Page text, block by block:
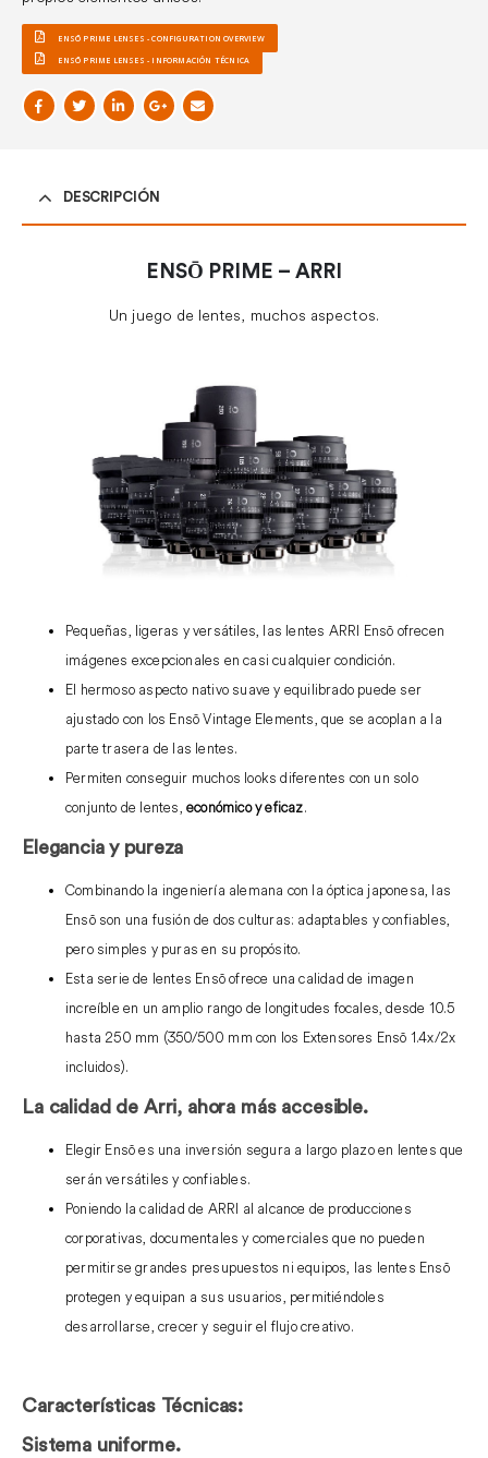
ENSŌ PRIME LENSES - CONFIGURATION OVERVIEW
ENSŌ PRIME LENSES - INFORMACIÓN TÉCNICA
DESCRIPCIÓN
ENSŌ PRIME – ARRI
Un juego de lentes, muchos aspectos.
Pequeñas, ligeras y versátiles, las lentes ARRI Ensō ofrecen
imágenes excepcionales en casi cualquier condición.
El hermoso aspecto nativo suave y equilibrado puede ser
ajustado con los Ensō Vintage Elements, que se acoplan a la
parte trasera de las lentes.
Permiten conseguir muchos looks diferentes con un solo
conjunto de lentes, económico y eficaz.
Elegancia y pureza
Combinando la ingeniería alemana con la óptica japonesa, las
Ensō son una fusión de dos culturas: adaptables y confiables,
pero simples y puras en su propósito.
Esta serie de lentes Ensō ofrece una calidad de imagen
increíble en un amplio rango de longitudes focales, desde 10.5
hasta 250 mm (350/500 mm con los Extensores Ensō 1.4x/2x
incluidos).
La calidad de Arri, ahora más accesible.
Elegir Ensō es una inversión segura a largo plazo en lentes que
serán versátiles y confiables.
Poniendo la calidad de ARRI al alcance de producciones
corporativas, documentales y comerciales que no pueden
permitirse grandes presupuestos ni equipos, las lentes Ensō
protegen y equipan a sus usuarios, permitiéndoles
desarrollarse, crecer y seguir el flujo creativo.
Características Técnicas:
Sistema uniforme.